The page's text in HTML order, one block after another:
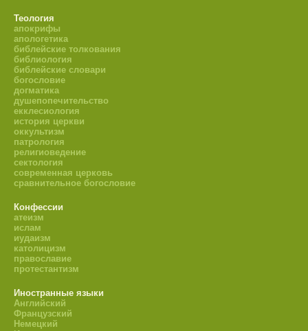
Теология
апокрифы
апологетика
библейские толкования
библиология
библейские словари
богословие
догматика
душепопечительство
екклесиология
история церкви
оккультизм
патрология
религиоведение
сектология
современная церковь
сравнительное богословие
Конфессии
атеизм
ислам
иудаизм
католицизм
православие
протестантизм
Иностранные языки
Английский
Французский
Немецкий